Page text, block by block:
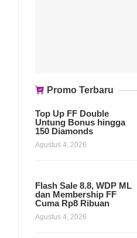
Promo Terbaru
Top Up FF Double
Untung Bonus hingga
150 Diamonds
Agustus 4, 2026
Flash Sale 8.8, WDP ML
dan Membership FF
Cuma Rp8 Ribuan
Agustus 4, 2026